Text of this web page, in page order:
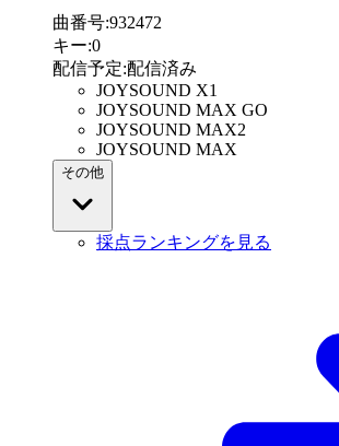
曲番号:932472
キー:0
配信予定:配信済み
JOYSOUND X1
JOYSOUND MAX GO
JOYSOUND MAX2
JOYSOUND MAX
その他
採点ランキングを見る